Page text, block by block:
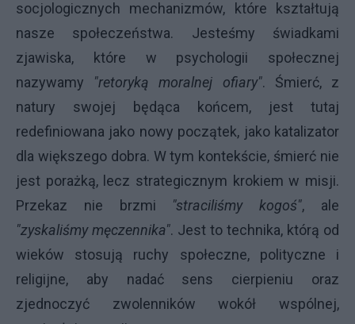
socjologicznych mechanizmów, które kształtują
nasze społeczeństwa. Jesteśmy świadkami
zjawiska, które w psychologii społecznej
nazywamy "retoryką moralnej ofiary". Śmierć, z
natury swojej będąca końcem, jest tutaj
redefiniowana jako nowy początek, jako katalizator
dla większego dobra. W tym kontekście, śmierć nie
jest porażką, lecz strategicznym krokiem w misji.
Przekaz nie brzmi "straciliśmy kogoś", ale
"zyskaliśmy męczennika". Jest to technika, którą od
wieków stosują ruchy społeczne, polityczne i
religijne, aby nadać sens cierpieniu oraz
zjednoczyć zwolenników wokół wspólnej,